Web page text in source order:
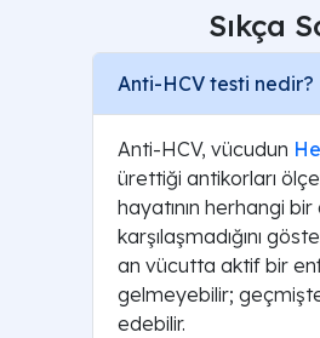
Sıkça
Anti-HCV testi nedir?
Anti-HCV, vücudun
ürettiği antikorları
hayatının herhangi
karşılaşmadığını
an vücutta aktif bir
gelmeyebilir;
edebilir.